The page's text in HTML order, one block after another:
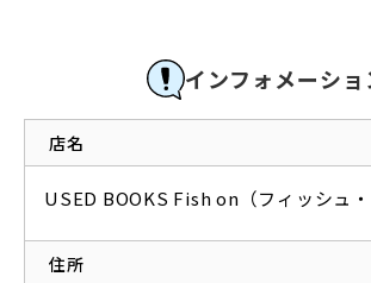
インフォメーショ
店名
USED BOOKS Fish on（フィッシュ・
住所